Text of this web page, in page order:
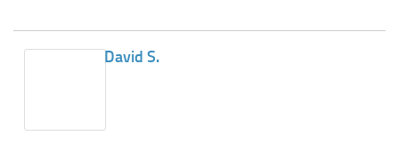
David S.